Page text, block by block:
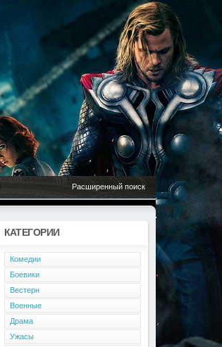
Расширенный поиск
КАТЕГОРИИ
Комедии
Боевики
Вестерн
Военные
Драма
Ужасы